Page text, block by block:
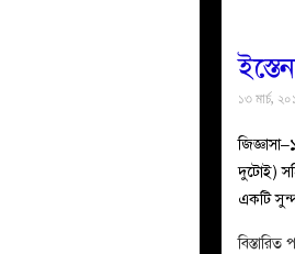
১৩ মার্চ,
দুটোই)
একটি
বিস্তারিত